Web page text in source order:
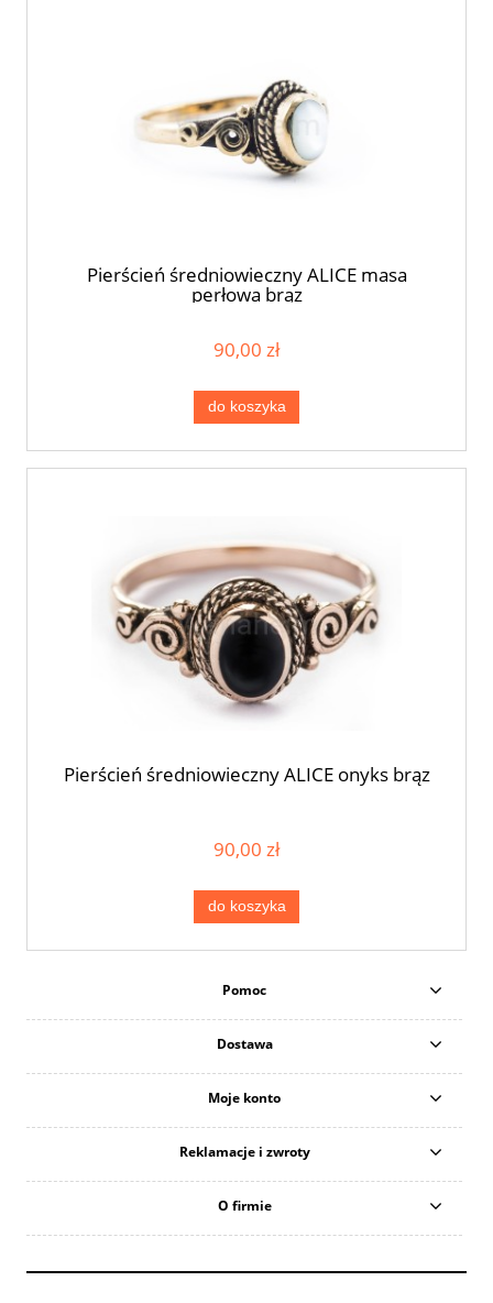
Pierścień średniowieczny ALICE masa
perłowa brąz
90,00 zł
do koszyka
Pierścień średniowieczny ALICE onyks brąz
90,00 zł
do koszyka
Pomoc
Dostawa
Moje konto
Reklamacje i zwroty
O firmie